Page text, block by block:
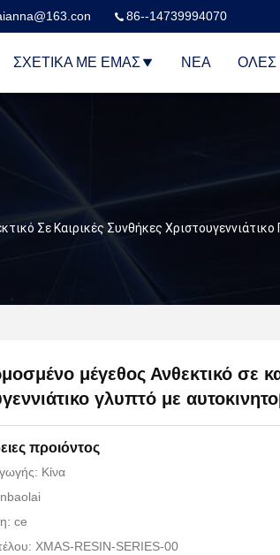
86--14739994070
ΣΧΕΤΙΚΆ ΜΕ ΕΜΆΣ ΝΈΑ ΌΛΕΣ
Σε Καιρικές Συνθήκες
μέγεθος Ανθεκτικό σε
γλυπτό με
προιόντος
Κίνα
ce
XMAS-RESIN-SERIES-00